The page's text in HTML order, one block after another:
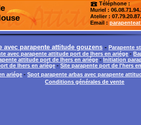
Téléphone :
Muriel :
Atelier:
Email :
avec parapente attitude gouzens - Parapente
avec parapente attitude port de lhers en ariége -
attitude port de lhers en ariége - Initiation
de lhers en ariége -Site parapente port de l'hers
ariége -Spot parapente arbas avec parapente
Conditions générales de vente